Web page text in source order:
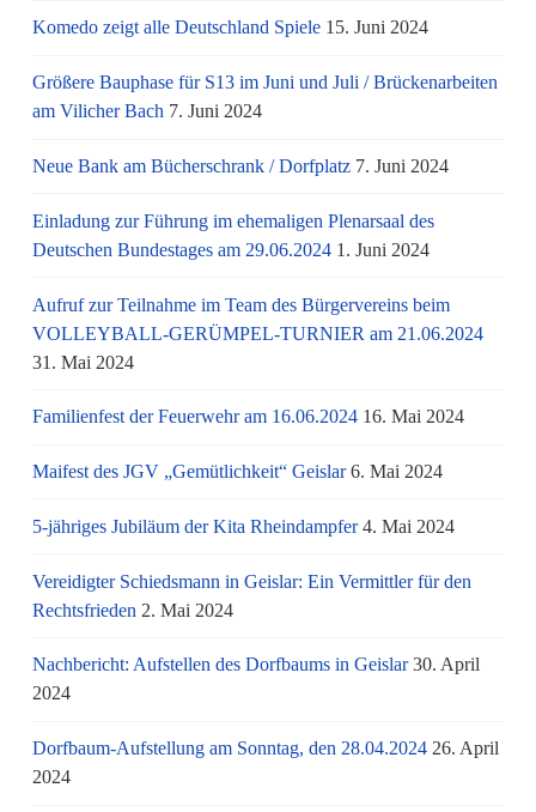
Komedo zeigt alle Deutschland Spiele 15. Juni 2024
Größere Bauphase für S13 im Juni und Juli / Brü­cken­ar­bei­ten
am Vi­li­cher Bach 7. Juni 2024
Neue Bank am Bücherschrank / Dorfplatz 7. Juni 2024
Einladung zur Führung im ehemaligen Plenarsaal des
Deutschen Bundestages am 29.06.2024 1. Juni 2024
Aufruf zur Teilnahme im Team des Bürgervereins beim
VOLLEYBALL-GERÜMPEL-TURNIER am 21.06.2024
31. Mai 2024
Familienfest der Feuerwehr am 16.06.2024 16. Mai 2024
Maifest des JGV „Gemütlichkeit“ Geislar 6. Mai 2024
5-jähriges Jubiläum der Kita Rheindampfer 4. Mai 2024
Vereidigter Schiedsmann in Geislar: Ein Vermittler für den
Rechtsfrieden 2. Mai 2024
Nachbericht: Aufstellen des Dorfbaums in Geislar 30. April
2024
Dorfbaum-Aufstellung am Sonntag, den 28.04.2024 26. April
2024